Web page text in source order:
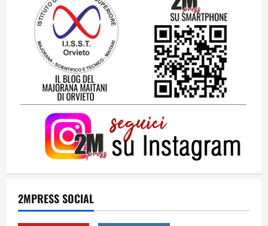
2MPRESS SOCIAL
4
Come hanno fatto? La scalata lampo del
Como 1907 verso l’Europa
12 Giugno 2026
5
8 Giugno 2026
1
Per il secondo anno consecutivo il
dell’Innovazione Scolastica